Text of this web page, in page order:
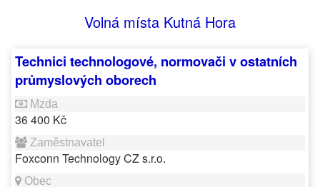
Volná místa Kutná Hora
Technici technologové, normovači v ostatních
průmyslových oborech
36 400 Kč
Foxconn Technology CZ s.r.o.